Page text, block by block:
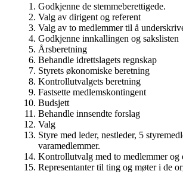
Godkjenne de stemmeberettigede.
Valg av dirigent og referent
Valg av to medlemmer til å
Godkjenne innkallingen og sakslisten
Årsberetning
Behandle idrettslagets regnskap
Styrets økonomiske beretning
Kontrollutvalgets beretning
Fastsette medlemskontingent
Budsjett
Behandle innsendte forslag
Valg
Styre med leder, nestleder, 5
varamedlemmer.
Kontrollutvalg med to medlemmer og
Representanter til ting og møter i de